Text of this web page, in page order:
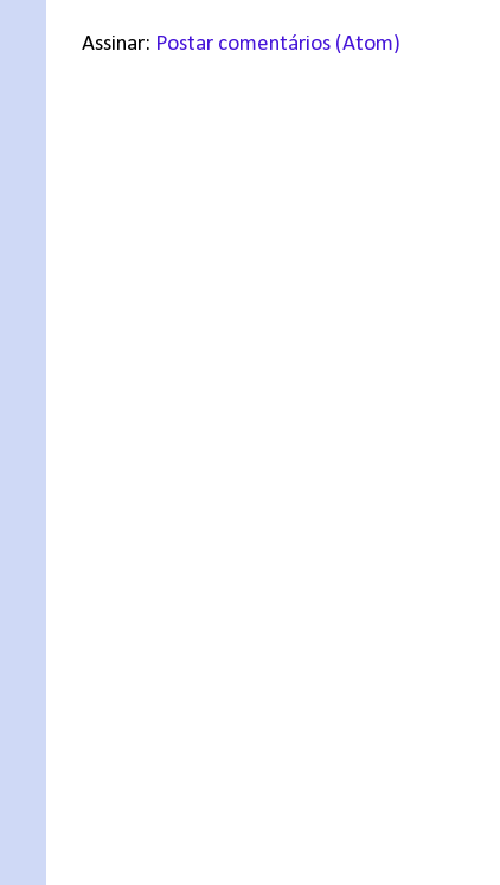
Assinar: Postar comentários (Atom)